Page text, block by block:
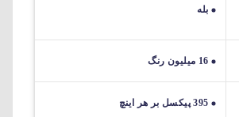
بله
16 میلیون رنگ
395 پیکسل بر هر اینچ